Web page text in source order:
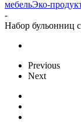
мебельЭко-
-
Набор бульонниц
Previous
Next